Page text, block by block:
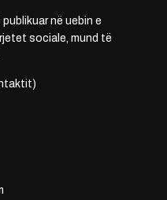
në uebin e
sociale, mund të